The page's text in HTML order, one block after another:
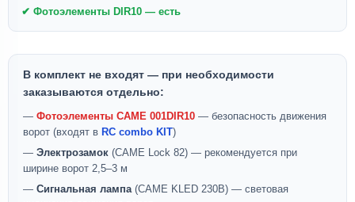
✔ Фотоэлементы DIR10 — есть
В комплект не входят — при необходимости
заказываются отдельно:
— Фотоэлементы CAME 001DIR10 — безопасность движения
ворот (входят в RC combo KIT)
— Электрозамок (CAME Lock 82) — рекомендуется при
ширине ворот 2,5–3 м
— Сигнальная лампа(CAME KLED 230В) — световая